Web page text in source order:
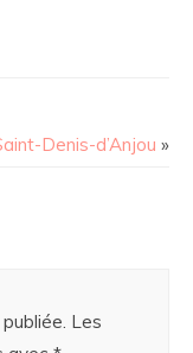
Denis-d’Anjou »
Les